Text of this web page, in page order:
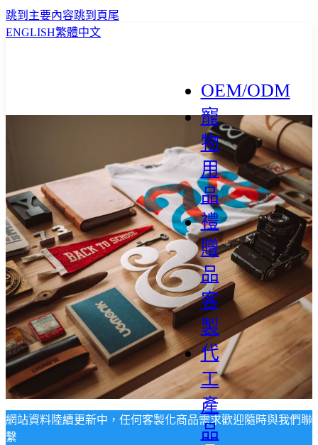
跳到主要內容跳到頁尾
ENGLISH繁體中文
OEM/ODM
寵
物
用
品
禮
贈
品
客
製
代
工
產
品
網站資料陸續更新中，任何客製化商品需求歡迎隨時與我們聯
繫